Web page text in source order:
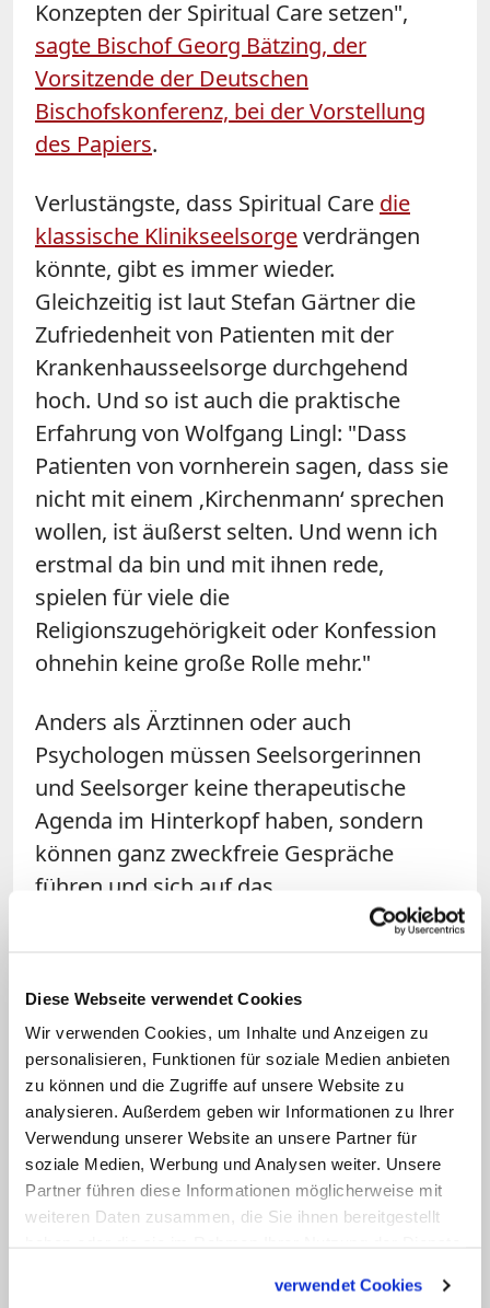
Diese Webseite verwendet Cookies
Wir verwenden Cookies, um Inhalte und Anzeigen zu
personalisieren, Funktionen für soziale Medien anbieten
zu können und die Zugriffe auf unsere Website zu
analysieren. Außerdem geben wir Informationen zu Ihrer
Verwendung unserer Website an unsere Partner für
soziale Medien, Werbung und Analysen weiter. Unsere
Partner führen diese Informationen möglicherweise mit
weiteren Daten zusammen, die Sie ihnen bereitgestellt
verwendet Cookies
Konzepten der Spiritual Care setzen",
sagte Bischof Georg Bätzing, der
Vorsitzende der Deutschen
Bischofskonferenz, bei der Vorstellung
des Papiers.
Verlustängste, dass Spiritual Care die
klassische Klinikseelsorgeverdrängen
könnte, gibt es immer wieder.
Gleichzeitig ist laut Stefan Gärtner die
Zufriedenheit von Patienten mit der
Krankenhausseelsorge durchgehend
hoch. Und so ist auch die praktische
Erfahrung von Wolfgang Lingl: "Dass
Patienten von vornherein sagen, dass sie
nicht mit einem ‚Kirchenmann‘ sprechen
wollen, ist äußerst selten. Und wenn ich
erstmal da bin und mit ihnen rede,
spielen für viele die
Religionszugehörigkeit oder Konfession
ohnehin keine große Rolle mehr."
Anders als Ärztinnen oder auch
Psychologen müssen Seelsorgerinnen
und Seelsorger keine therapeutische
Agenda im Hinterkopf haben, sondern
können ganz zweckfreie Gespräche
führen und sich auf das
Seelsorgegeheimnis berufen. Gerade das
nicht in einen handlungsorientierten
Aktionismus verfallen, sondern können
uns der existenziellen Situation stellen,
ihrer Not Raum geben, sie mit
aushalten." Im Geflecht der
verschiedenen Professionen sieht sich
Fachbereichsleiter Hospiz und Palliativ im